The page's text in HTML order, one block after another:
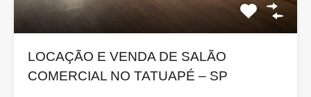
LOCAÇÃO E VENDA DE SALÃO
COMERCIAL NO TATUAPÉ – SP